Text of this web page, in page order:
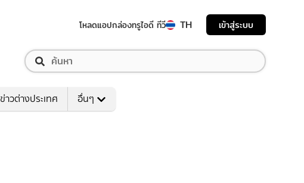
โหลดแอปกล่องทรูไอดี ทีวี TH เข้าสู่ระบบ
ข่าวต่างประเทศ อื่นๆ